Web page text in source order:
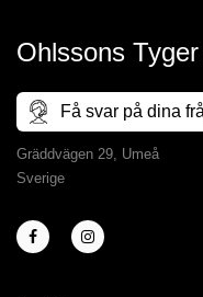
Ohlssons
Få svar på dina
Gräddvägen 29, Umeå
Sverige